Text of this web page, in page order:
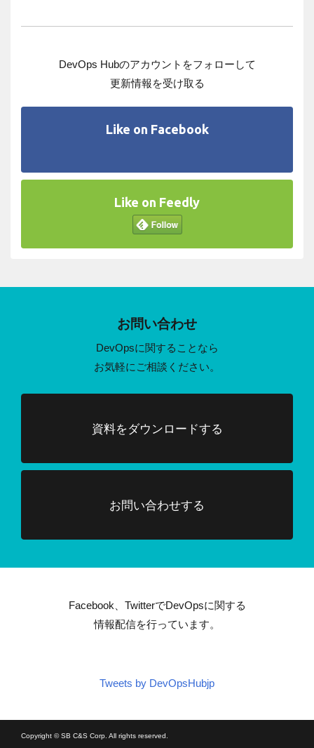
DevOps Hubのアカウントをフォローして
更新情報を受け取る
Like on Facebook
Like on Feedly
お問い合わせ
DevOpsに関することなら
お気軽にご相談ください。
資料をダウンロードする
お問い合わせする
Facebook、TwitterでDevOpsに関する
情報配信を行っています。
Tweets by DevOpsHubjp
Copyright © SB C&S Corp. All rights reserved.